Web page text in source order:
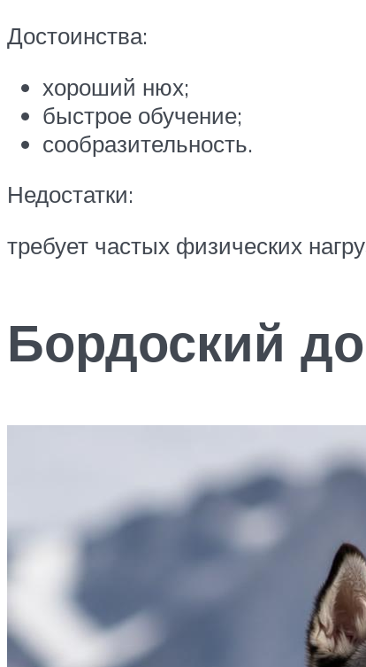
Достоинства:
хороший нюх;
быстрое обучение;
сообразительность.
Недостатки:
требует частых физических
Бордоский